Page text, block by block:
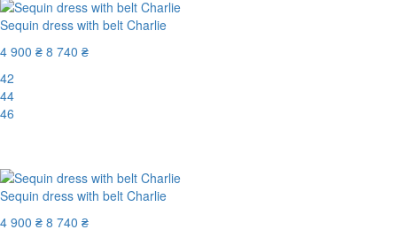
Sequin dress with belt Charlie
4 900 ₴ 8 740 ₴
42
44
46
Sequin dress with belt Charlie
4 900 ₴ 8 740 ₴